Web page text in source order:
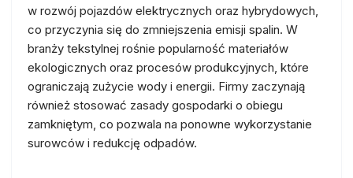
w rozwój pojazdów elektrycznych oraz hybrydowych,
co przyczynia się do zmniejszenia emisji spalin. W
branży tekstylnej rośnie popularność materiałów
ekologicznych oraz procesów produkcyjnych, które
ograniczają zużycie wody i energii. Firmy zaczynają
również stosować zasady gospodarki o obiegu
zamkniętym, co pozwala na ponowne wykorzystanie
surowców i redukcję odpadów.